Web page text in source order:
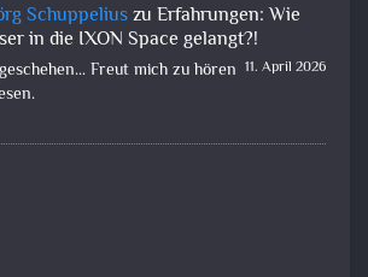
Schuppeliuszu Erfahrungen: Wie
in die IXON Space gelangt?!
11. April 2026
Freut mich zu hören